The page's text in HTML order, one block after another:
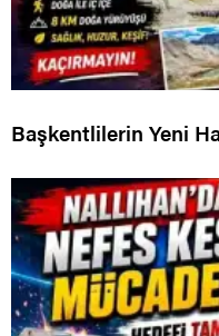
Başkentlilerin Yeni